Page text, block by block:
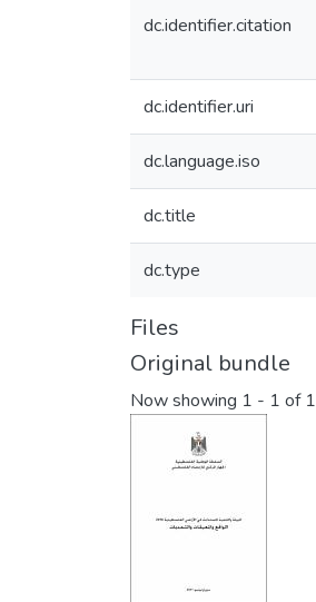
dc.identifier.citation
dc.identifier.uri
dc.language.iso
dc.title
dc.type
Files
Original bundle
Now showing 1 - 1 of 1